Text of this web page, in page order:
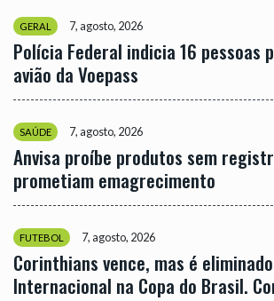
GERAL 7, agosto, 2026
Polícia Federal indicia 16 pessoas
avião da Voepass
SAÚDE 7, agosto, 2026
Anvisa proíbe produtos sem
prometiam emagrecimento
FUTEBOL 7, agosto, 2026
Corinthians vence, mas é
Internacional na Copa do Brasil.